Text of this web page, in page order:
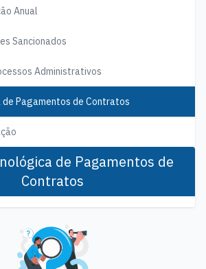
Anual
Sancionados
Administrativos
Pagamentos de Contratos
de Pagamentos de
Contratos